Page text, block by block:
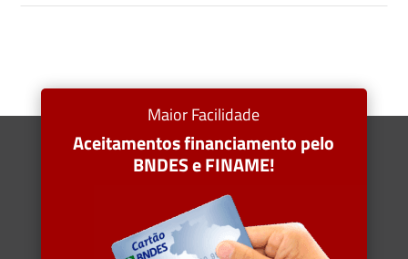
Maior Facilidade
Aceitamentos financiamento pelo
BNDES e FINAME!